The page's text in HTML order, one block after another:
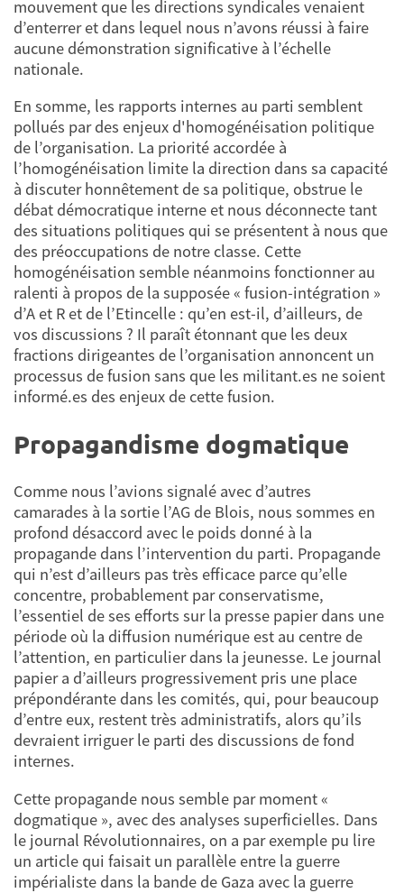
mouvement que les directions syndicales venaient
d’enterrer et dans lequel nous n’avons réussi à faire
aucune démonstration significative à l’échelle
nationale.
En somme, les rapports internes au parti semblent
pollués par des enjeux d'homogénéisation politique
de l’organisation. La priorité accordée à
l’homogénéisation limite la direction dans sa capacité
à discuter honnêtement de sa politique, obstrue le
débat démocratique interne et nous déconnecte tant
des situations politiques qui se présentent à nous que
des préoccupations de notre classe. Cette
homogénéisation semble néanmoins fonctionner au
ralenti à propos de la supposée « fusion-intégration »
d’A et R et de l’Etincelle : qu’en est-il, d’ailleurs, de
vos discussions ? Il paraît étonnant que les deux
fractions dirigeantes de l’organisation annoncent un
processus de fusion sans que les militant.es ne soient
informé.es des enjeux de cette fusion.
Propagandisme dogmatique
Comme nous l’avions signalé avec d’autres
camarades à la sortie l’AG de Blois, nous sommes en
profond désaccord avec le poids donné à la
propagande dans l’intervention du parti. Propagande
qui n’est d’ailleurs pas très efficace parce qu’elle
concentre, probablement par conservatisme,
l’essentiel de ses efforts sur la presse papier dans une
période où la diffusion numérique est au centre de
l’attention, en particulier dans la jeunesse. Le journal
papier a d’ailleurs progressivement pris une place
prépondérante dans les comités, qui, pour beaucoup
d’entre eux, restent très administratifs, alors qu’ils
devraient irriguer le parti des discussions de fond
internes.
Cette propagande nous semble par moment «
dogmatique », avec des analyses superficielles. Dans
le journal Révolutionnaires, on a par exemple pu lire
un article qui faisait un parallèle entre la guerre
impérialiste dans la bande de Gaza avec la guerre